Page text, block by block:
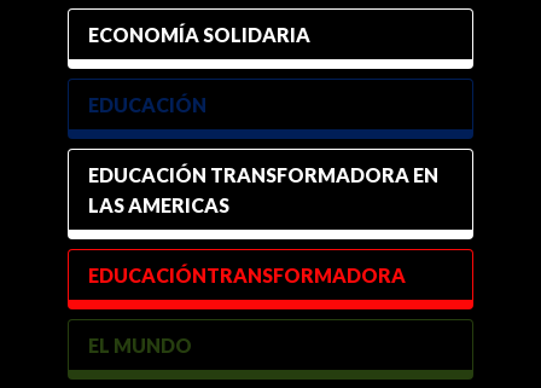
ECONOMÍA SOLIDARIA
EDUCACIÓN
EDUCACIÓN TRANSFORMADORA EN
LAS AMERICAS
EDUCACIÓNTRANSFORMADORA
EL MUNDO